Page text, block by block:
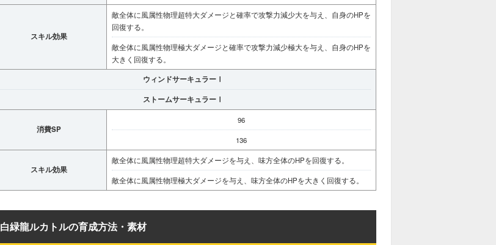
スキル効果
敵全体に風属性物理超特大ダメージと確率で攻撃力減少大を与え、自身のHPを
回復する。
敵全体に風属性物理極大ダメージと確率で攻撃力減少極大を与え、自身のHPを
大きく回復する。
ウィンドサーキュラーⅠ
ストームサーキュラーⅠ
消費SP
96
136
スキル効果
敵全体に風属性物理超特大ダメージを与え、味方全体のHPを回復する。
敵全体に風属性物理極大ダメージを与え、味方全体のHPを大きく回復する。
白緑龍ルカトルの育成方法・素材